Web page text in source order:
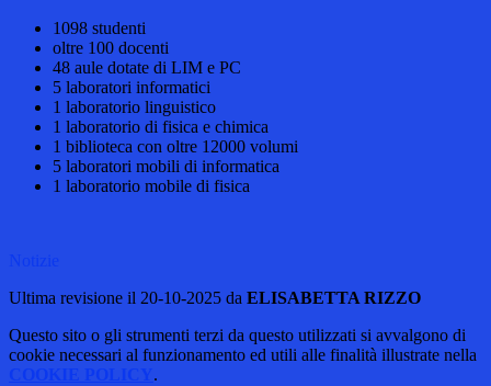
1098 studenti
oltre 100 docenti
48 aule dotate di LIM e PC
5 laboratori informatici
1 laboratorio linguistico
1 laboratorio di fisica e chimica
1 biblioteca con oltre 12000 volumi
5 laboratori mobili di informatica
1 laboratorio mobile di fisica
Notizie
Ultima revisione il 20-10-2025 da ELISABETTA RIZZO
Questo sito o gli strumenti terzi da questo utilizzati si avvalgono di
cookie necessari al funzionamento ed utili alle finalità illustrate nella
COOKIE POLICY .